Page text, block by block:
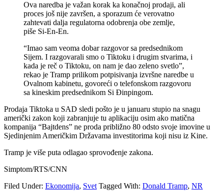
Ova naredba je važan korak ka konačnoj prodaji, ali
proces još nije završen, a sporazum će verovatno
zahtevati dalja regulatorna odobrenja obe zemlje,
piše Si-En-En.
“Imao sam veoma dobar razgovor sa predsednikom
Sijem. I razgovarali smo o Tiktoku i drugim stvarima, i
kada je reč o Tiktoku, on nam je dao zeleno svetlo”,
rekao je Tramp prilikom potpisivanja izvršne naredbe u
Ovalnom kabinetu, govoreći o telefonskom razgovoru
sa kineskim predsednikom Si Đinpingom.
Prodaja Tiktoka u SAD sledi pošto je u januaru stupio na snagu
američki zakon koji zabranjuje tu aplikaciju osim ako matična
kompanija “Bajtdens” ne proda približno 80 odsto svoje imovine u
Sjedinjenim Američkim Državama investitorima koji nisu iz Kine.
Tramp je više puta odlagao sprovođenje zakona.
Simptom/RTS/CNN
Filed Under: Ekonomija, Svet Tagged With: Donald Tramp, NR